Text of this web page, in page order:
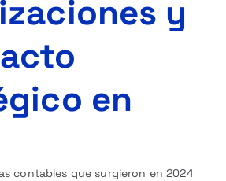
y
en
contables que surgieron en 2024